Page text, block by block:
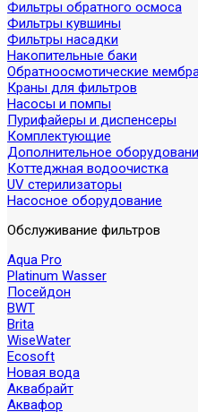
Фильтры обратного осмоса
Фильтры кувшины
Фильтры насадки
Накопительные баки
Обратноосмотические
Краны для фильтров
Насосы и помпы
Пурифайеры и диспенсеры
Комплектующие
Дополнительное
Коттеджная водоочистка
UV стерилизаторы
Насосное оборудование
Обслуживание фильтров
Aqua Pro
Platinum Wasser
Посейдон
BWT
Brita
WiseWater
Ecosoft
Новая вода
Аквабрайт
Аквафор